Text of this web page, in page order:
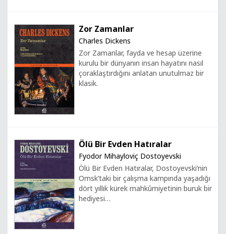
Zor Zamanlar
Charles Dickens
Zor Zamanlar, fayda ve hesap üzerine
kurulu bir dünyanın insan hayatını nasıl
çoraklaştırdığını anlatan unutulmaz bir
klasik.
Ölü Bir Evden Hatıralar
Fyodor Mihayloviç Dostoyevski
Ölü Bir Evden Hatıralar, Dostoyevski’nin
Omsk’taki bir çalışma kampında yaşadığı
dört yıllık kürek mahkûmiyetinin buruk bir
hediyesi…